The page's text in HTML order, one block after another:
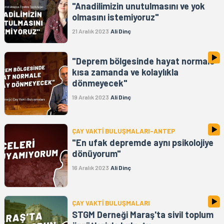
"Anadilimizin unutulmasını ve yok
olmasını istemiyoruz"
21 Aralık 2023 Ali Dinç
"Deprem bölgesinde hayat normale
kısa zamanda ve kolaylıkla
dönmeyecek"
19 Aralık 2023 Ali Dinç
ÇAY VAKTİ BULUŞMALARI-ANTEP
"En ufak depremde aynı psikolojiye
dönüyorum"
16 Aralık 2023 Ali Dinç
ÇAY VAKTİ BULUŞMALARI
STGM Derneği Maraş'ta sivil toplum